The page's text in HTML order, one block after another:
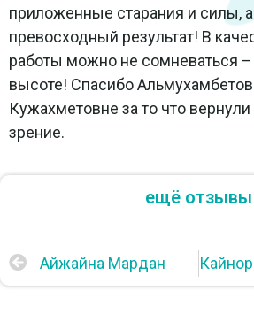
приложенные старания и силы, а
превосходный результат! В
работы можно не сомневаться –
высоте! Спасибо
Кужахметовне за то что вернули
зрение.
ещё отзывы
Айжайна Мардан